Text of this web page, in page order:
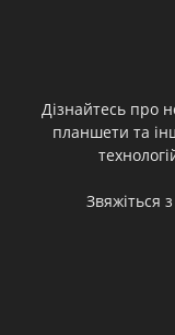
Дізнайтесь про
планшети та
Звяжіться